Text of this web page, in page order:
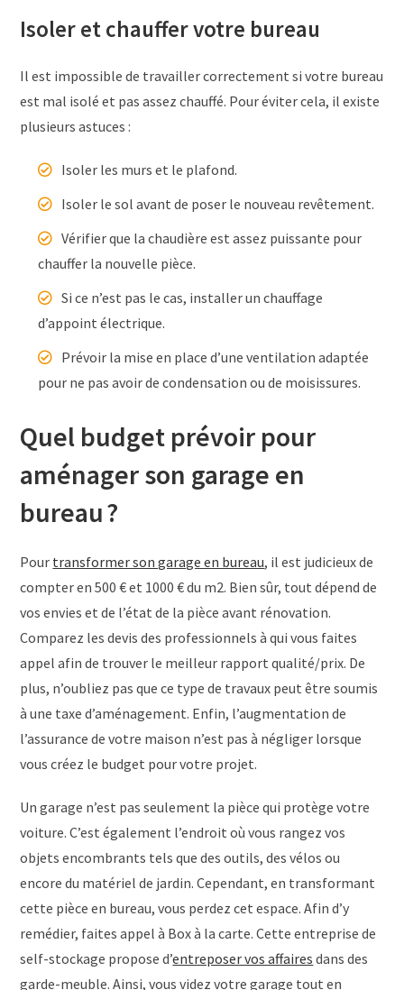
Isoler et chauffer votre bureau
Il est impossible de travailler correctement si votre bureau
est mal isolé et pas assez chauffé. Pour éviter cela, il existe
plusieurs astuces :
Isoler les murs et le plafond.
Isoler le sol avant de poser le nouveau revêtement.
Vérifier que la chaudière est assez puissante pour
chauffer la nouvelle pièce.
Si ce n’est pas le cas, installer un chauffage
d’appoint électrique.
Prévoir la mise en place d’une ventilation adaptée
pour ne pas avoir de condensation ou de moisissures.
Quel budget prévoir pour
aménager son garage en
bureau ?
Pour transformer son garage en bureau, il est judicieux de
compter en 500 € et 1000 € du m2. Bien sûr, tout dépend de
vos envies et de l’état de la pièce avant rénovation.
Comparez les devis des professionnels à qui vous faites
appel afin de trouver le meilleur rapport qualité/prix. De
plus, n’oubliez pas que ce type de travaux peut être soumis
à une taxe d’aménagement. Enfin, l’augmentation de
l’assurance de votre maison n’est pas à négliger lorsque
vous créez le budget pour votre projet.
Un garage n’est pas seulement la pièce qui protège votre
voiture. C’est également l’endroit où vous rangez vos
objets encombrants tels que des outils, des vélos ou
encore du matériel de jardin. Cependant, en transformant
cette pièce en bureau, vous perdez cet espace. Afin d’y
remédier, faites appel à Box à la carte. Cette entreprise de
self-stockage propose d’entreposer vos affaires dans des
garde-meuble. Ainsi, vous videz votre garage tout en